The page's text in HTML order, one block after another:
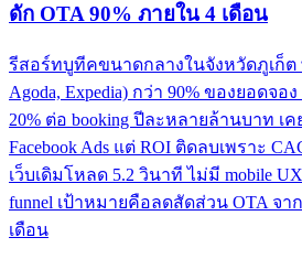
ดัก OTA 90% ภายใน 4 เดือน
รีสอร์ทบูทีคขนาดกลางในจังหวัดภูเก็ต
Agoda, Expedia) กว่า 90% ของยอดจ
20% ต่อ booking ปีละหลายล้านบาท เค
Facebook Ads แต่ ROI ติดลบเพราะ
เว็บเดิมโหลด 5.2 วินาที ไม่มี mobile
funnel เป้าหมายคือลดสัดส่วน OTA จาก
เดือน